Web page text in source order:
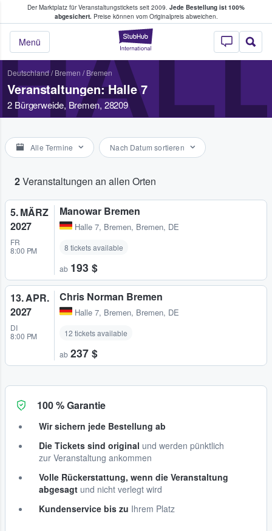
Der Marktplatz für Veranstaltungstickets seit 2009. Jede Bestellung ist 100%
abgesichert.Preise können vom Originalpreis abweichen.
StubHub - Wo
Menü
Tickets kaufen & verkaufen
Deutschland/ Bremen / Bremen
Veranstaltungen: Halle 7
2 Bürgerweide, Bremen, 28209
Alle Termine Nach Datum sortieren
2Veranstaltungen an allen Orten
5. MÄRZ
2027
FR
8:00 PM
Manowar Bremen
Halle 7, Bremen, Bremen, DE
8 tickets available
ab 193 $
13. APR.
2027
DI
8:00 PM
Chris Norman Bremen
Halle 7, Bremen, Bremen, DE
12 tickets available
ab 237 $
100 % Garantie
Wir sichern jede Bestellung ab
Die Tickets sind original und werden pünktlich
zur Veranstaltung ankommen
Volle Rückerstattung, wenn die Veranstaltung
abgesagt und nicht verlegt wird
Kundenservice bis zu Ihrem Platz